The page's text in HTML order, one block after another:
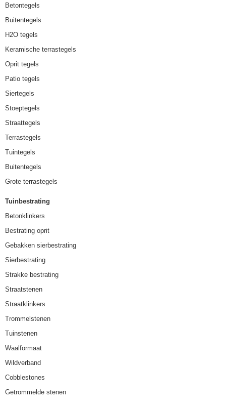
Betontegels
Buitentegels
H2O tegels
Keramische terrastegels
Oprit tegels
Patio tegels
Siertegels
Stoeptegels
Straattegels
Terrastegels
Tuintegels
Buitentegels
Grote terrastegels
Tuinbestrating
Betonklinkers
Bestrating oprit
Gebakken sierbestrating
Sierbestrating
Strakke bestrating
Straatstenen
Straatklinkers
Trommelstenen
Tuinstenen
Waalformaat
Wildverband
Cobblestones
Getrommelde stenen